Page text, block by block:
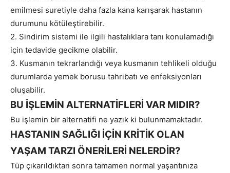
emilmesi suretiyle daha fazla kana karışarak hastanın
durumunu kötüleştirebilir.
2. Sindirim sistemi ile ilgili hastalıklara tanı konulamadığı
için tedavide gecikme olabilir.
3. Kusmanın tekrarlandığı veya kusmanın tehlikeli olduğu
durumlarda yemek borusu tahribatı ve enfeksiyonları
oluşabilir.
BU İŞLEMİN ALTERNATİFLERİ VAR MIDIR?
Bu işlemin bir alternatifi ne yazık ki bulunmamaktadır.
HASTANIN SAĞLIĞI İÇİN KRİTİK OLAN
YAŞAM TARZI ÖNERİLERİ NELERDİR?
Tüp çıkarıldıktan sonra tamamen normal yaşantınıza